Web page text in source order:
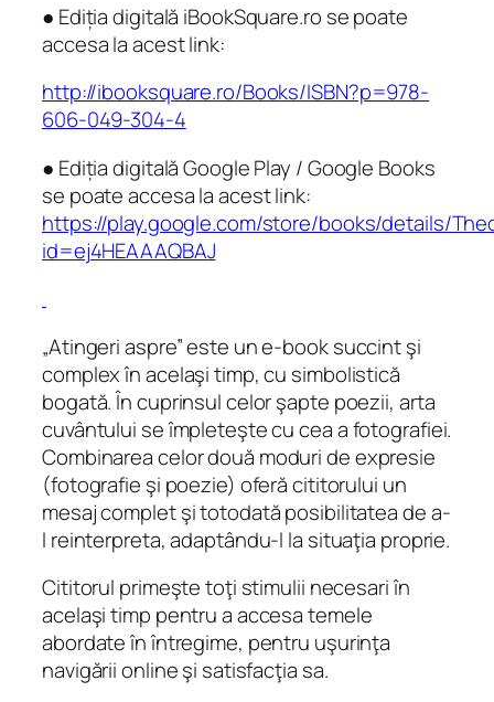
● Ediția digitală iBookSquare.ro se poate
accesa la acest link:
http://ibooksquare.ro/Books/ISBN?p=978-
606-049-304-4
● Ediția digitală Google Play / Google Books
se poate accesa la acest link:
https://play.google.com/store/books/details/
id=ej4HEAAAQBAJ
„Atingeri aspre” este un e-book succint şi
complex în acelaşi timp, cu simbolistică
bogată. În cuprinsul celor şapte poezii, arta
cuvântului se împleteşte cu cea a fotografiei.
Combinarea celor două moduri de expresie
(fotografie şi poezie) oferă cititorului un
mesaj complet şi totodată posibilitatea de a-
l reinterpreta, adaptându-l la situaţia proprie.
Cititorul primeşte toţi stimulii necesari în
acelaşi timp pentru a accesa temele
abordate în întregime, pentru uşurinţa
navigării online şi satisfacţia sa.